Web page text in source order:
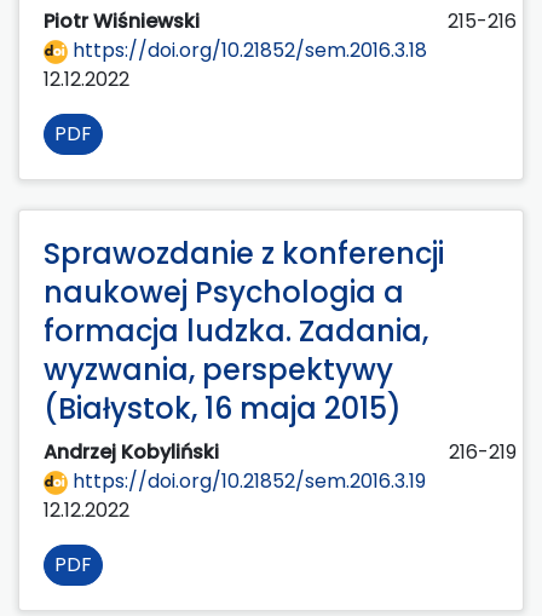
Piotr Wiśniewski
215-216
https://doi.org/10.21852/sem.2016.3.18
12.12.2022
PDF
Sprawozdanie z konferencji
naukowej Psychologia a
formacja ludzka. Zadania,
wyzwania, perspektywy
(Białystok, 16 maja 2015)
Andrzej Kobyliński
216-219
https://doi.org/10.21852/sem.2016.3.19
12.12.2022
PDF